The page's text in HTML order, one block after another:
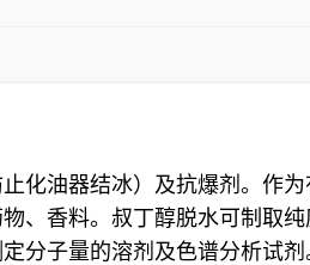
化油器结冰）及抗爆剂。作
香料。叔丁醇脱水可制取纯
分子量的溶剂及色谱分析试剂